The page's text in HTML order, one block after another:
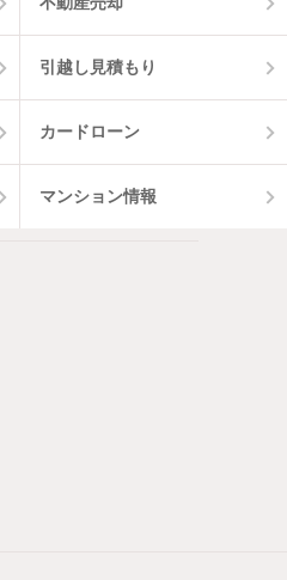
引越し見積もり
カードローン
マンション情報